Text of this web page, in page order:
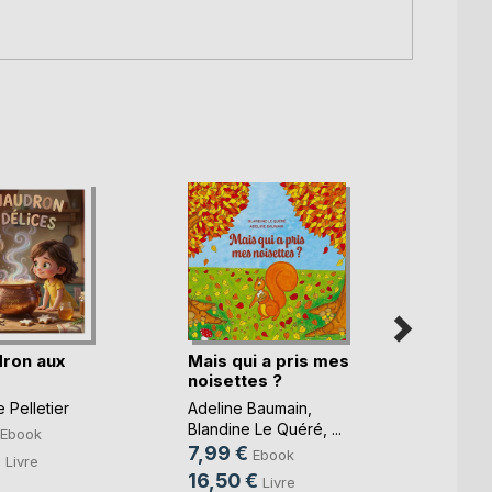
aux
Pelletier
Ebook
Livre
Mais qui a pris mes
noisettes ?
Adeline Baumain
Blandine Le Quéré , ...
7,99 € Ebook
16,50 € Livre